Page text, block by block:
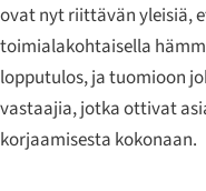
ovat nyt riittävän yleisiä,
toimialakohtaisella
lopputulos, ja tuomioon
vastaajia, jotka ottivat
korjaamisesta kokonaan.